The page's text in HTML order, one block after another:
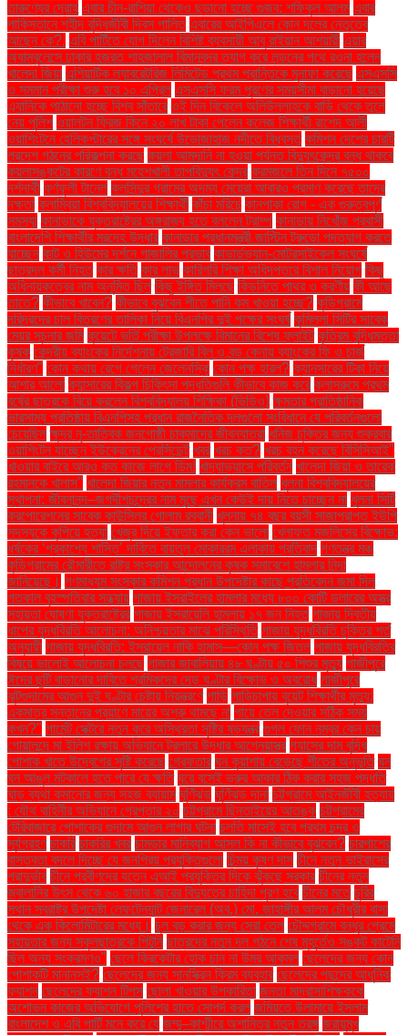
তারুণ্যের দ্রোহ এবার চীন-রাশিয়া থেকেও ছড়ানো হচ্ছে গুজব: শফিকুল আলম এবার
পাকিস্তানে শহীদ বুদ্ধিজীবী দিবস পালিত এবারের আইপিএলে কোন দলের নেতৃত্বে
আছেন কে?. এবি পার্টিতে যোগ দিলেন বিশিষ্ট ব্যবসায়ী আবু রাইয়ান আশয়ারী এয়ার
অ্যাম্বুলেন্সে ঢাকার হজরত শাহজালাল বিমানবন্দর ত্যাগ করে লন্ডনের পথে রওনা হলেন
খালেদা জিয়া এশিয়াটিক ল্যাবরেটরিজ লিমিটেড প্রথম প্রান্তিকে মুনাফা করেছে এসএসসি
ও সমমান পরীক্ষা শুরু হবে ১০ এপ্রিল এসএসসি ফরম পূরণের সময়সীমা বাড়ানো হয়েছে
এ্যানিকে পাঠানো হচ্ছে বিশ্ব সাঁতারে ওই দিন বিকেলে অলিউল্লাহকে বাড়ি থেকে তুলে
নেয় পুলিশ ওয়ালটন ফ্রিজ কিনে ২০ লাখ টাকা পেলেন কলেজ শিক্ষার্থী রাশেদ আলী
ওয়াশিংটনে হেলিকপ্টারের সঙ্গে সংঘর্ষে উড়োজাহাজ নদীতে বিধ্বস্ত কমিশন দেশের চারটি
প্রদেশ গঠনের পরিকল্পনা করছে কয়লা আমদানি না হওয়া পর্যন্ত বিদ্যুৎকেন্দ্র বন্ধ থাকবে
কয়লাসঙ্কটের কারণে বন্ধ মহেশখালী তাপবিদ্যুৎ কেন্দ্র করমজলে তিন দিনে ৭৫০০
দর্শনার্থী কর্ণফুলী টানেল কলসিন্দুর গ্রামের অদম্য মেয়েরা আবারও প্রমাণ করেছে তাদের
দক্ষতা কলাম্বিয়া বিশ্ববিদ্যালয়ের শিক্ষার্থী কাঁচা মরিচে কানপাকা রোগ - এক গুরুত্বপুর্ণ
সমস্যা কানাডাকে যুক্তরাষ্ট্রের অঙ্গরাজ্য হতে বললেন ট্রাম্প কানাডায় নিখোঁজ প্রবাসী
বাংলাদেশি শিক্ষার্থীর মরদেহ উদ্ধার কানাডার প্রধানমন্ত্রী জাস্টিন ট্রুডো পদত্যাগ করতে
যাচ্ছেন কান্ট ও হিউমের দর্শনে গাজালির প্রভাব কাভার্ডভ্যান-মোটরসাইকেল সংঘর্ষে
ছাত্রদল কর্মী নিহত কার ক্ষতি কার লাভ কারিগরি শিক্ষা অধিদপ্তরে বিশাল নিয়োগ কিছু
অধিনায়কত্বের নাম অনুমিত ছিল কিছু ইঙ্গিত মিলছে কিডনিতে পাথর ও করণীয় কী আছে
তাতে? কীভাবে খাবেন? কীভাবে বুঝবেন শীতে পানি কম খাওয়া হচ্ছে? কুড়িগ্রামে
দরিদ্রদের চাল বিতরণের তালিকা নিয়ে বিএনপির দুই পক্ষের সংঘর্ষ কুমিল্লা সিটির সাবেক
মেয়র সূচনার জমি কুয়েটে ভর্তি পরীক্ষা উপলক্ষে বিমানের বিশেষ ফ্লাইট কৃত্রিম বুদ্ধিমত্তা
কৃষক কেন্দ্রীয় ব্যাংকের নির্দেশনায় ট্রেজারি বিল ও বন্ড কেনায় ব্যাংকের ফি ও চার্জ
নির্ধারণ" কোন কথায় রেগে গেলেন জেলেনস্কি কোন পক্ষ হারল? ক্যানসারের টিকা নিয়ে
আশার আলো ক্যান্সারের বিকল্প চিকিৎসা পদ্ধতিগুলি কীভাবে কাজ করে ক্লাসরুমে প্রথম
বর্ষের ছাত্রকে বিয়ে করলেন বিশ্ববিদ্যালয় শিক্ষিকা (ভিডিও) ক্ষমতার প্রাতিষ্ঠানিক
ভারসাম্য প্রতিষ্ঠায় বিএনপিসহ প্রধান রাজনৈতিক দলগুলো সংবিধানে যে পরিবর্তনগুলো
চেয়েছিল ক্ষুদ্র নৃ-তাত্বিক জনগোষ্ঠী চাকমাদের জীবনযাত্রা খনিজ চুক্তির জন্য শুক্রবার
ওয়াশিংটন যাচ্ছেন ইউক্রেনের প্রেসিডেন্ট খবর খরচ কত? খরচ বহন করেছে বিসিসিআই"
খাওয়ার বাইরে আরও কত কাজে লাগে ডিম! খাদ্যাভ্যাসে পরিবর্তন খালেদা জিয়া ও তারেক
রহমানকে খালাস'' খালেদা জিয়ার নতুন মামলার কার্যক্রম বাতিল খুলনা বিশ্ববিদ্যালয়ের
স্থাপনা: জীবনানন্দ–জগদীশচন্দ্রের নাম মুছে এখন কেউই দায় নিতে চাচ্ছেন না খুলনা সিটি
করপোরেশনের সাবেক কাউন্সিলর গোলাম রব্বানী খুলনায় ৭৪ বছর বয়সী সাজাপ্রাপ্ত ইউপি
সদস্যকে কুপিয়ে হত্যা খেজুর দিয়ে ইফতার করা কেন ভালো খেলাফত মজলিসের বিক্ষোভ:
ধর্ষকের ‘প্রকাশ্যে শাস্তি’ দাবিতে বায়তুল মোকাররম এলাকায় প্রতিবাদ গণতন্ত্র মঞ্চ
কুড়িগ্রামের রৌমারীতে রাষ্ট্র সংস্কার আন্দোলনের কৃষক সমাবেশে হামলার নিন্দা
জানিয়েছে। গণমাধ্যম সংস্কার কমিশন প্রধান উপদেষ্টার কাছে প্রতিবেদন জমা দিল
গতকাল বৃহস্পতিবার সন্ধ্যায় গাজায় ইসরাইলের হামলার মধ্যে ৮০০ কোটি ডলারের অস্ত্র
সহায়তা ঘোষণা যুক্তরাষ্ট্রের গাজায় ইসরায়েলি হামলায় ১৭ জন নিহত গাজায় দ্বিতীয়
ধাপের যুদ্ধবিরতি আলোচনা: অনিশ্চয়তার মাঝে পরিস্থিতি গাজায় যুদ্ধবিরতি চুক্তির শর্ত
অনুযায়ী গাজায় যুদ্ধবিরতি: ইসরায়েল নাকি হামাস—কোন পক্ষ জিতল গাজায় যুদ্ধবিরতির
বিষয়ে ভালোই আলোচনা চলছে গাজার জাবালিয়ায় ৪৮ ঘণ্টায় ৫০ শিশুর মৃত্যু গাজীপুরে
ঈদের ছুটি বাড়ানোর দাবিতে শ্রমিকদের দেড় ঘণ্টার বিক্ষোভ ও অবরোধ গাজীপুরে
ঝুটগুদামের আগুন দুই ঘণ্টার চেষ্টায় নিয়ন্ত্রণে গাড়ি গাড়িচাপায় বুয়েট শিক্ষার্থীর মৃত্যু:
একমাত্র সন্তানের প্রয়াণে মায়ের অশ্রু থামছে না গায়ে তেল দেওয়ার সঠিক সময়
কখন?" গার্মেন্ট সেক্টরে নতুন করে অস্থিরতা সৃষ্টির ষড়যন্ত্র গুগল ফোন নম্বর কেন চায়
গোয়ালন্দে মা ইলিশ রক্ষায় অভিযানে ট্রলারে উদ্ধার আগ্নেয়াস্ত্র গ্যাসের দাম বৃদ্ধি
পোশাক খাতে উদ্বেগের সৃষ্টি করেছে গ্রেফতার ঘন কুয়াশায় বেড়েছে শীতের অনুভূতি ঘন
ঘন আঙুল মটকালে হতে পারে যে ক্ষতি ঘরে বসেই ভ্রুর আকার ঠিক করার সহজ পদ্ধতি
ঘাড় ব্যথা কমানোর জন্য সহজ ব্যায়াম ঘূর্ণিঝড় ঘূর্ণিঝড় দানা চট্টগ্রামে আইনজীবী হত্যায়
: যৌথ বাহিনীর অভিযানে গ্রেপ্তার ২০ চট্টগ্রামে ছিনতাইয়ের আতঙ্ক চট্টগ্রামের
টেরিবাজারে পোশাকের গুদামে আগুন লাগার ঘটনা চলতি মাসেই হবে প্রথম চন্দ্র ও
সূর্যগ্রহণ চাকরি চাকরির খবর চামড়ার মানিব্যাগ আসল কি না কীভাবে বুঝবেন? চারপাশের
বাস্তবতা বদলে দিচ্ছে যে জনপ্রিয় প্রযুক্তিগুলো চিন্ময় কৃষ্ণ দাস চীনে নতুন ভাইরাসের
প্রাদুর্ভাব চীনে প্রবীণদের যত্নে এআই প্রযুক্তির দিকে ঝুঁকছে সরকার চীনের নতুন
জ্বালানির উৎস থেকে ৬০ হাজার বছরের বিদ্যুতের চাহিদা পূরণ হবে চীনের মতে চুরির
স্থান স্বরাষ্ট্র উপদেষ্টা লেফটেন্যান্ট জেনারেল (অব.) মো. জাহাঙ্গীর আলম চৌধুরীর বাসা
থেকে এক কিলোমিটারের মধ্যে। চুল বড় করার জন্য সেরা তেল চৌদ্দগ্রামে বন্ধুর প্রেমে
সহায়তার জন্য স্কুলছাত্রকে পিটুনি ছাত্রদের নতুন দল গঠনে শেষ মুহূর্তেও সঙ্কট কাটেনি
ছিল অন্য সংক্রমণও" ছেলে ক্রিকেটার হোক চান না উমর আকমল ছেলেদের জন্য কোন
পোশাকটি মানানসই? ছেলেদের জন্য সানস্ক্রিন ক্রিম ব্যবহার ছেলেদের পছন্দের আধুনিক
ফ্যাশন ছেলেদের ফ্যাশন টিপস ছোলা খাওয়ার উপকারিতা জনতা মাদ্রাসাশিক্ষককে
অশোভন কাজের অভিযোগে পুলিশের হাতে সোপর্দ করল জমিয়তে উলামায়ে ইসলাম
বাংলাদেশ ও এবি পার্টি মনে করে যে জম্মু–কাশ্মীরে অশান্তির নতুন তরঙ্গ জরায়ুমুখ